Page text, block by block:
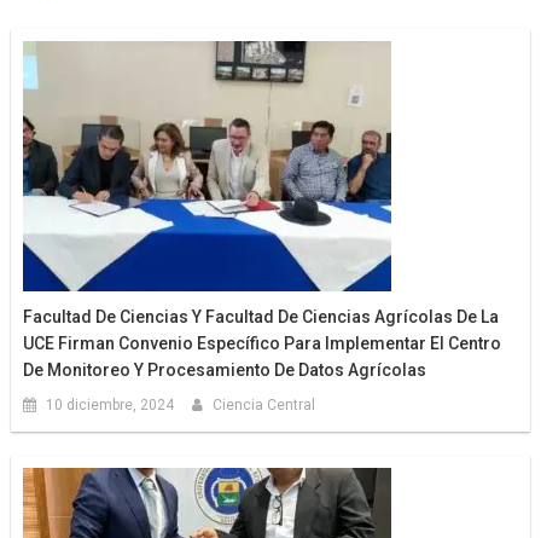
Facultad De Ciencias Y Facultad De Ciencias Agrícolas De La
UCE Firman Convenio Específico Para Implementar El Centro
De Monitoreo Y Procesamiento De Datos Agrícolas
10 diciembre, 2024 Ciencia Central